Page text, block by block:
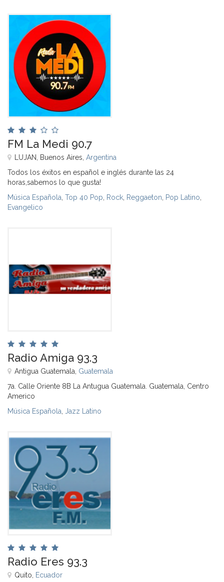
FM La Medi 90.7
LUJAN, Buenos Aires, Argentina
Todos los éxitos en español e inglés durante las 24
horas,sabemos lo que gusta!
Música Española Top 40 Pop Rock Reggaeton Pop Latino
Evangelico
Radio Amiga 93.3
Antigua Guatemala, Guatemala
7a. Calle Oriente 8B La Antugua Guatemala. Guatemala, Centro
Americo
Música Española Jazz Latino
Radio Eres 93.3
Quito, Ecuador